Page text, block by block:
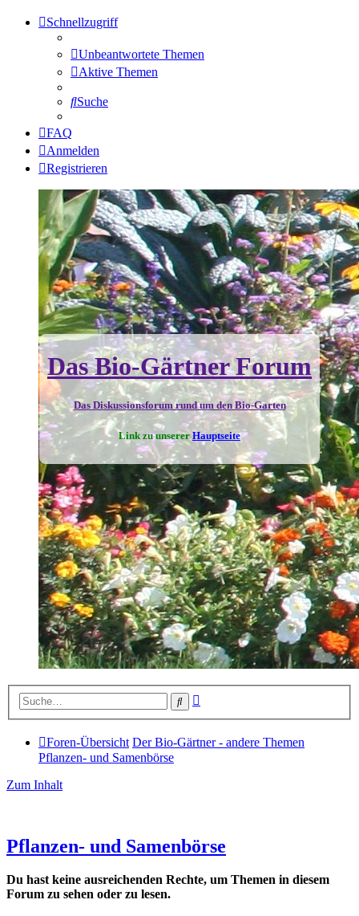
Schnellzugriff
Unbeantwortete Themen
Aktive Themen
Suche
FAQ
Anmelden
Registrieren
Das Bio-Gärtner Forum
Das Diskussionsforum rund um den Bio-Garten
Link zu unserer Hauptseite
Suche
Foren-Übersicht Der Bio-Gärtner - andere Themen
Pflanzen- und Samenbörse
Zum Inhalt
Pflanzen- und Samenbörse
Du hast keine ausreichenden Rechte, um Themen in diesem
Forum zu sehen oder zu lesen.